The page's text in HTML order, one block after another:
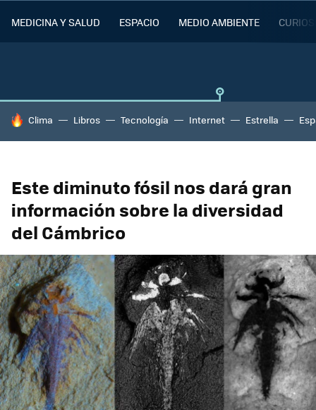
MEDICINA Y SALUD ESPACIO MEDIO AMBIENTE
HOY SE HABLA DE
Clima Libros Tecnología Internet Estrella
Este diminuto fósil nos dará gran
información sobre la diversidad
del Cámbrico